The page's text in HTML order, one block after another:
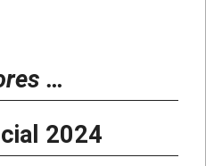
…
2024